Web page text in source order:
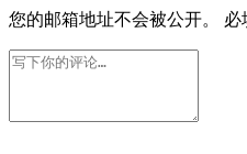
您的邮箱地址不会被公开。 必